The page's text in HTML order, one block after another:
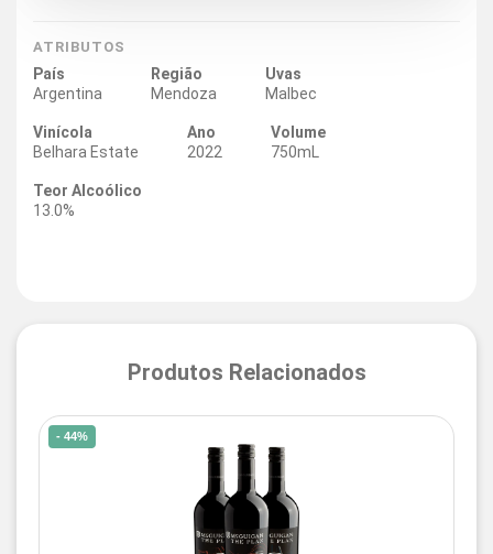
ATRIBUTOS
País
Argentina
Região
Mendoza
Uvas
Malbec
Vinícola
Belhara Estate
Ano
2022
Volume
750mL
Teor Alcoólico
13.0%
Produtos Relacionados
- 44%